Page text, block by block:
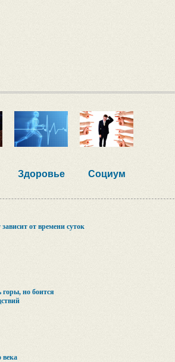
Здоровье Социум
от времени суток
горы, но боится
века